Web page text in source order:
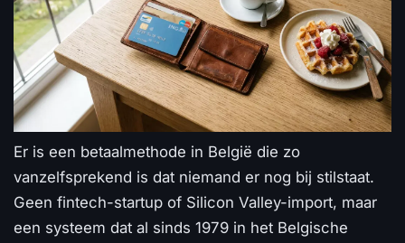
Er is een betaalmethode in België die zo
vanzelfsprekend is dat niemand er nog bij stilstaat.
Geen fintech-startup of Silicon Valley-import, maar
een systeem dat al sinds 1979 in het Belgische